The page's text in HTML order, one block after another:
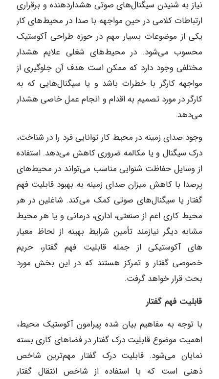
نیاز به شنیدن سیگنال‌های صوتی هشداردهنده و برقراری
ارتباطات کلامی در حین مواجهه با صدا در محیط‌های کار
یکی از موضوعات بسیار مهم در حوزه طراحی آکوستیک
محسوب می‌شود. در محیط‌های شغلی علایم هشدار
مختلفی وجود دارد که ممکن است هدف آن جلوگیری از
مواجهه کارگر با خطرات باشد و یا سیگنال‌هایی که به
کارگر در مورد تصمیم به اقدام و انجام عمل خاصی هشدار
می‌دهد.
وجود صدای زمینه در محیط کار توانایی فرد را در شناخت،
درک سیگنال و یا مکالمه ضروری کاهش می‌دهد. استفاده
از وسایل حفاظت شنوایی مناسب می‌تواند در محیط‌های
پرصدا با کاهش میزان صدای زمینه به بهبود قابلیت فهم
گفتار یا سیگنال‌های صوتی کمک می‌کند. شاغلین در هر
محیط کاری اعم از صنعتی، اداری، درمانی و یا هر محیط
مشابه دیگر نیازمند تأمین شرایط بهینه از لحاظ معیار
های آکوستیکی از جمله قابلیت فهم گفتار، حریم
خصوصی گفتار و تمرکز هستند که در این بخش مورد
بحث قرار خواهد گرفت.
قابلیت فهم گفتار
با توجه به مفاهیم بیان شده پیرامون آکوستیک محیط،
اهمیت موضوع قابلیت درک گفتار در فضاهای کاری بسته
نمایان می‌شود. قابلیت درک گفتار مهم‌ترین شاخص
ذهنی است که با استفاده از شاخص انتقال گفتار